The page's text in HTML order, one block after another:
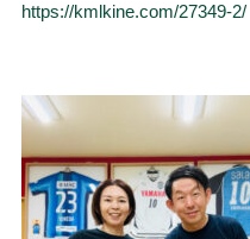
https://kmlkine.com/27349-2/